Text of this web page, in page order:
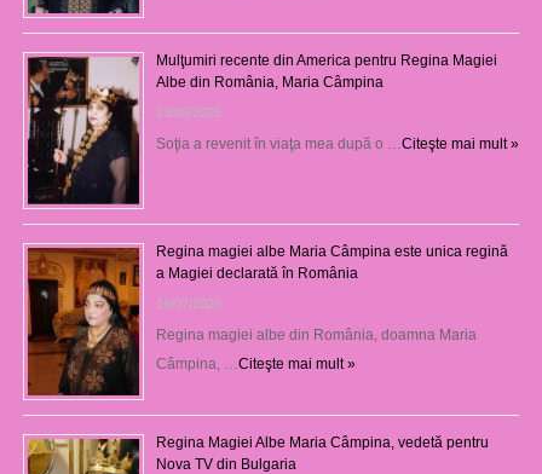
Mulţumiri recente din America pentru Regina Magiei
Albe din România, Maria Câmpina
23/08/2025
Soţia a revenit în viaţa mea după o … Citeşte mai mult »
Regina magiei albe Maria Câmpina este unica regină
a Magiei declarată în România
16/07/2025
Regina magiei albe din România, doamna Maria
Câmpina, … Citeşte mai mult »
Regina Magiei Albe Maria Câmpina, vedetă pentru
Nova TV din Bulgaria